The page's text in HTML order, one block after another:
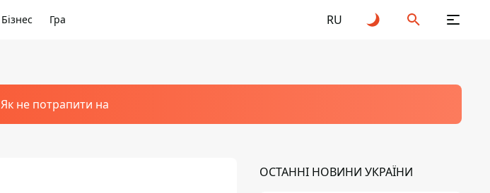
Бізнес Гра RU
Як не потрапити на
ОСТАННІ НОВИНИ УКРАЇНИ